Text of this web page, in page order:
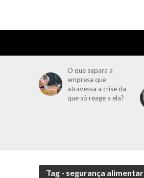
O que separa a
empresa que
atravessa a crise da
que só reage a ela?
Tag - segurança alimentar